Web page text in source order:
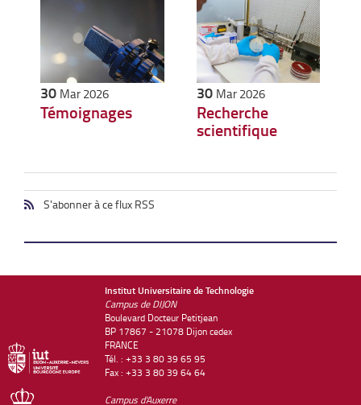
30 Mar 2026
Témoignages
30 Mar 2026
Recherche
scientifique
S'abonner à ce flux RSS
Institut Universitaire de Technologie
Campus de DIJON
Boulevard Docteur Petitjean
BP 17867 - 21078 Dijon cedex
FRANCE
Tél. : +33 3 80 39 65 95
Fax : +33 3 80 39 64 64
Campus d'Auxerre